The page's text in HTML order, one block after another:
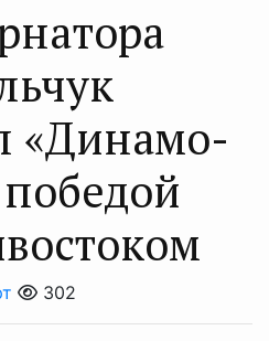
«Динамо-
302